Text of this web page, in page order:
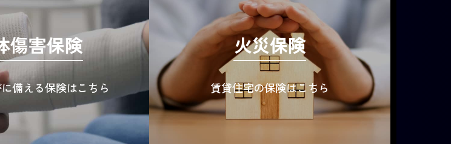
傷害保険
備える保険はこちら
火災保険
賃貸住宅の保険はこちら